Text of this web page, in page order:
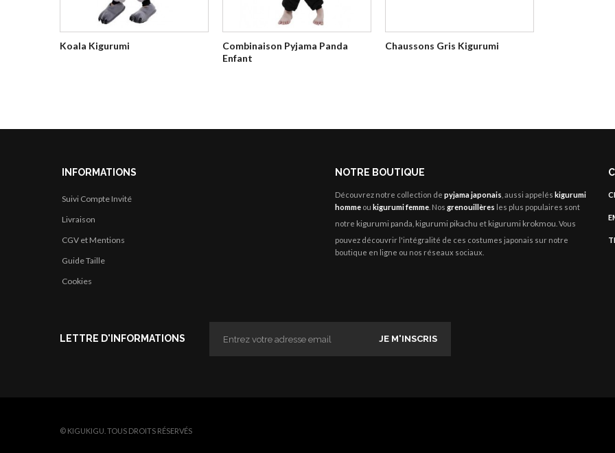
Koala Kigurumi
Combinaison Pyjama Panda
Enfant
Chaussons Gris Kigurumi
INFORMATIONS
Suivi Compte Invité
Livraison
CGV et Mentions
Guide Taille
Cookies
NOTRE BOUTIQUE
Découvrez notre collection de pyjama japonais , aussi appelés kigurumi
homme ou kigurumi femme . Nos grenouillères les plus populaires sont
notre kigurumi panda kigurumi pikachu et kigurumi krokmou . Vous
pouvez découvrir l'intégralité de ces costumes japonais sur notre
boutique en ligne ou nos réseaux sociaux.
LETTRE D'INFORMATIONS JE M'INSCRIS
© KIGUKIGU. TOUS DROITS RÉSERVÉS